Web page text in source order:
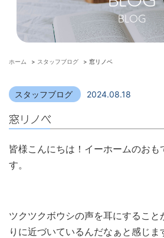
BLOG
ホーム > スタッフブログ > 窓リノベ
スタッフブログ 2024.08.18
窓リノベ
皆様こんにちは！イーホームのお
す。
ツクツクボウシの声を耳にすること
りに近づいているんだなぁと感じま